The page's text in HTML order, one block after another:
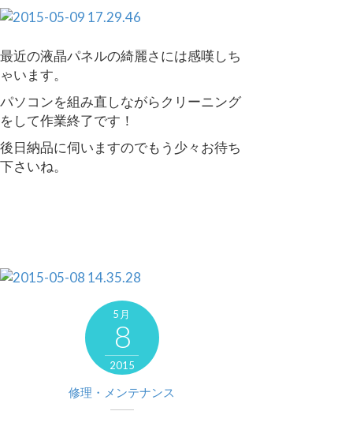
最近の液晶パネルの綺麗さには感嘆しち
ゃいます。
パソコンを組み直しながらクリーニング
をして作業終了です！
後日納品に伺いますのでもう少々お待ち
下さいね。
5月
8
2015
修理・メンテナンス